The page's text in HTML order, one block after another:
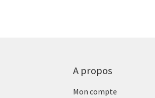
A propos
Mon compte